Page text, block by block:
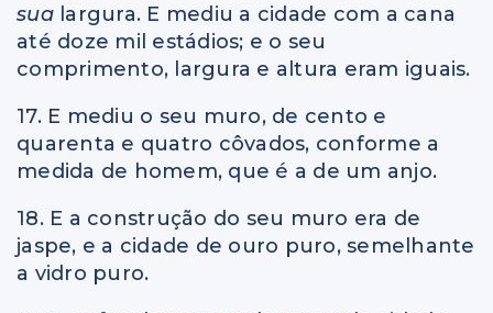
sua largura. E mediu a cidade com a cana
até doze mil estádios; e o seu
comprimento, largura e altura eram iguais.
17. E mediu o seu muro, de cento e
quarenta e quatro côvados, conforme a
medida de homem, que é a de um anjo.
18. E a construção do seu muro era de
jaspe, e a cidade de ouro puro, semelhante
a vidro puro.